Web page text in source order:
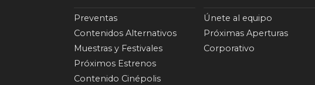
Preventas
Contenidos Alternativos
Muestras y Festivales
Próximos Estrenos
Contenido Cinépolis
Únete al equipo
Próximas Aperturas
Corporativo